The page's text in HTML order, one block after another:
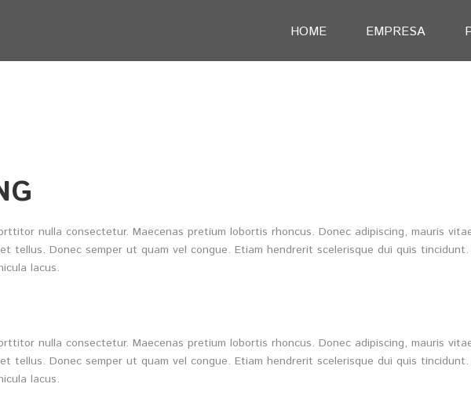
HOME EMPRESA
nulla consectetur. Maecenas pretium lobortis rhoncus. Donec adipiscing, mauris
tellus. Donec semper ut quam vel congue. Etiam hendrerit scelerisque dui quis
lacus.
nulla consectetur. Maecenas pretium lobortis rhoncus. Donec adipiscing, mauris
tellus. Donec semper ut quam vel congue. Etiam hendrerit scelerisque dui quis
lacus.